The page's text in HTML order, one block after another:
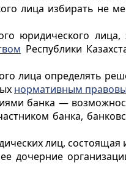
лица избирать не
юридического
Республики
лица определять
нормативным
банка —
банка,
лиц,
дочерние